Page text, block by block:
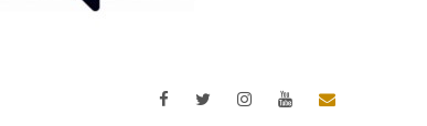
FacebookTwitterInstagramYouTubeEmail